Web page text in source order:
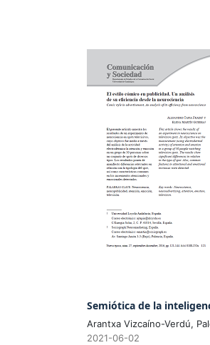
Semiótica de la
Arantxa Vizcaíno-Verdú,
2021-06-02